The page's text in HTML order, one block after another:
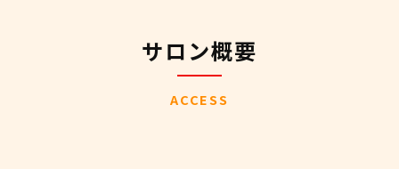
サロン概要
ACCESS